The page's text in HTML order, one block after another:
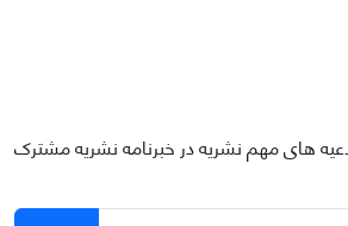
های مهم نشریه در خبرنامه نشریه مشترک